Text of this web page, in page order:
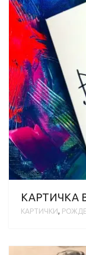
КАРТИЧКА
КАРТИЧКИ,